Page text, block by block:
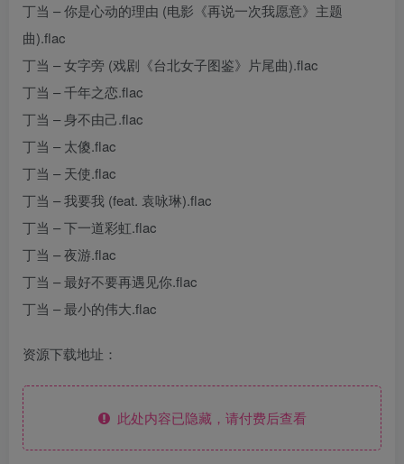
丁当 – 你是心动的理由 (电影《再说一次我愿意》主题
曲).flac
丁当 – 女字旁 (戏剧《台北女子图鉴》片尾曲).flac
丁当 – 千年之恋.flac
丁当 – 身不由己.flac
丁当 – 太傻.flac
丁当 – 天使.flac
丁当 – 我要我 (feat. 袁咏琳).flac
丁当 – 下一道彩虹.flac
丁当 – 夜游.flac
丁当 – 最好不要再遇见你.flac
丁当 – 最小的伟大.flac
资源下载地址：
此处内容已隐藏，请付费后查看